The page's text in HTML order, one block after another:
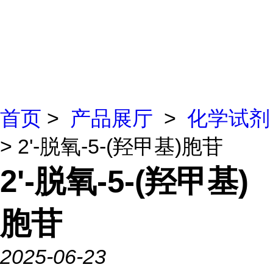
首页 > 产品展厅 > 化学试剂
> 2'-脱氧-5-(羟甲基)胞苷
2'-脱氧-5-(羟甲基)
胞苷
2025-06-23